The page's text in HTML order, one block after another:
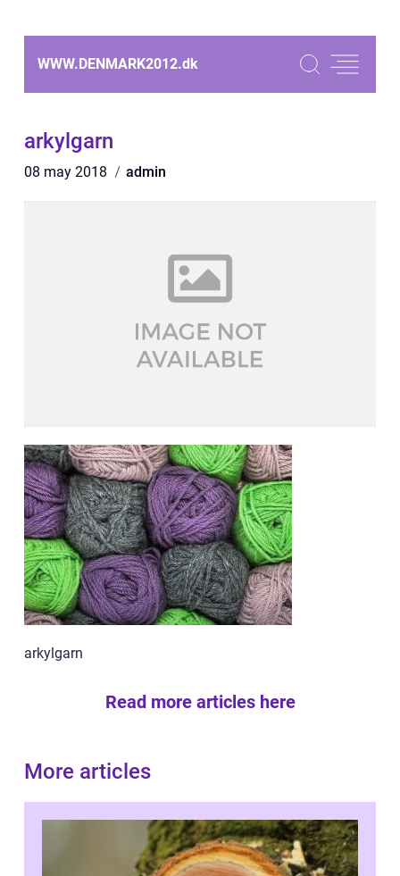
WWW.DENMARK2012.dk
arkylgarn
08 may 2018 admin
arkylgarn
Read more articles here
More articles